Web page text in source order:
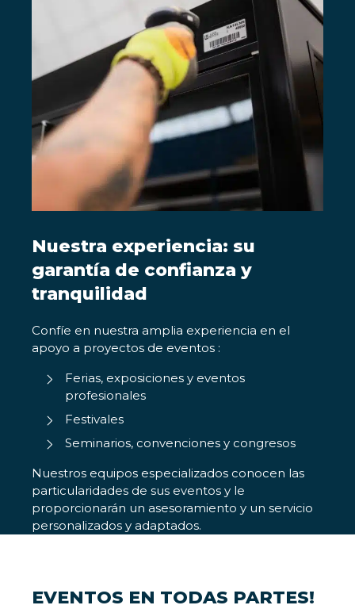
Nuestra experiencia: su
garantía de confianza y
tranquilidad
Confíe en nuestra amplia experiencia en el
apoyo a proyectos de eventos :
Ferias, exposiciones y eventos
profesionales
Festivales
Seminarios, convenciones y congresos
Nuestros equipos especializados conocen las
particularidades de sus eventos y le
proporcionarán un asesoramiento y un servicio
personalizados y adaptados.
EVENTOS EN TODAS PARTES!